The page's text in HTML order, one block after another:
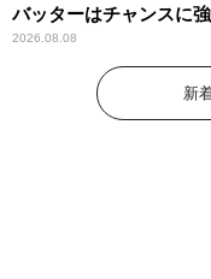
バッターはチャンスに強
2026.08.08
新